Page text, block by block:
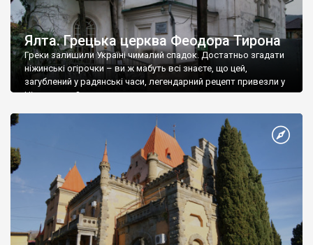
Ялта. Грецька церква Феодора Тирона
Греки залишили Україні чималий спадок. Достатньо згадати
ніжинські огірочки – ви ж мабуть всі знаєте, що цей,
загублений у радянські часи, легендарний рецепт привезли у
Ніжин греки?